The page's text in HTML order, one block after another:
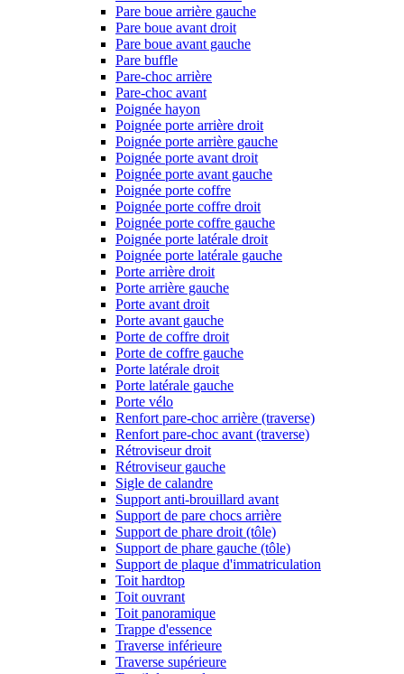
Pare boue arrière gauche
Pare boue avant droit
Pare boue avant gauche
Pare buffle
Pare-choc arrière
Pare-choc avant
Poignée hayon
Poignée porte arrière droit
Poignée porte arrière gauche
Poignée porte avant droit
Poignée porte avant gauche
Poignée porte coffre
Poignée porte coffre droit
Poignée porte coffre gauche
Poignée porte latérale droit
Poignée porte latérale gauche
Porte arrière droit
Porte arrière gauche
Porte avant droit
Porte avant gauche
Porte de coffre droit
Porte de coffre gauche
Porte latérale droit
Porte latérale gauche
Porte vélo
Renfort pare-choc arrière (traverse)
Renfort pare-choc avant (traverse)
Rétroviseur droit
Rétroviseur gauche
Sigle de calandre
Support anti-brouillard avant
Support de pare chocs arrière
Support de phare droit (tôle)
Support de phare gauche (tôle)
Support de plaque d'immatriculation
Toit hardtop
Toit ouvrant
Toit panoramique
Trappe d'essence
Traverse inférieure
Traverse supérieure